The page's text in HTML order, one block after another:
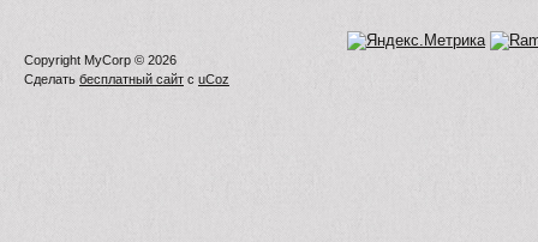
Copyright MyCorp © 2026
Сделать бесплатный сайт с uCoz